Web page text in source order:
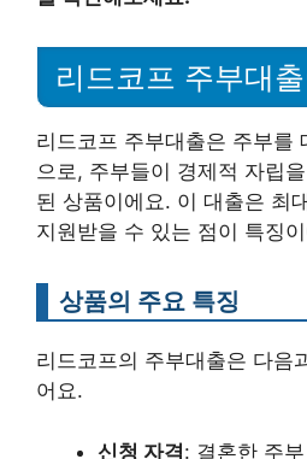
리드코프 주부대
리드코프 주부대출은 주부를
으로, 주부들이 경제적 자립
된 상품이에요. 이 대출은 최
지원받을 수 있는 점이 특징
상품의 주요 특징
리드코프의 주부대출은 다음
어요.
신청 자격: 결혼한 주부